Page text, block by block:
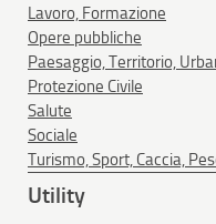
Lavoro, Formazione
Opere pubbliche
Paesaggio, Territorio,
Protezione Civile
Salute
Sociale
Turismo, Sport, Caccia,
Utility